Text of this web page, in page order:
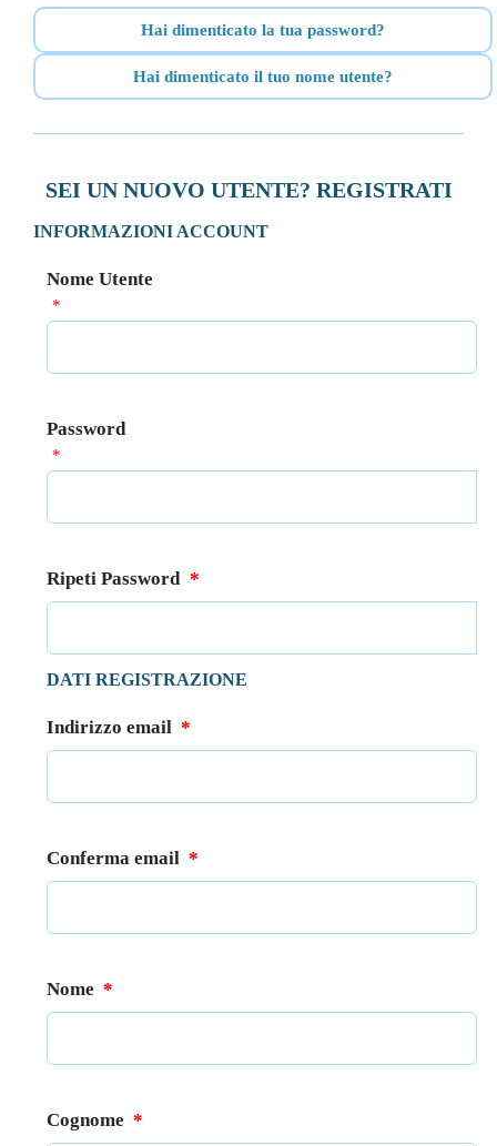
Hai dimenticato la tua password?
Hai dimenticato il tuo nome utente?
SEI UN NUOVO UTENTE? REGISTRATI
INFORMAZIONI ACCOUNT
Nome Utente
*
Password
*
Ripeti Password *
DATI REGISTRAZIONE
Indirizzo email *
Conferma email *
Nome *
Cognome *